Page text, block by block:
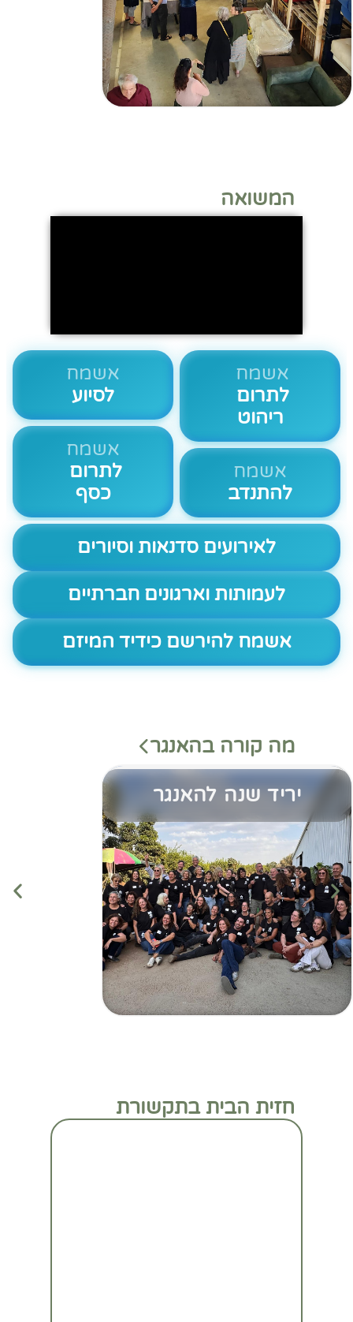
המשואה
אשמח
לתרום
ריהוט
אשמח
להתנדב
אשמח
לסיוע
אשמח
לתרום
כסף
לאירועים סדנאות וסיורים
לעמותות וארגונים חברתיים
אשמח להירשם כידיד המיזם
מה קורה בהאנגר
יריד שנה להאנגר
חזית הבית בתקשורת
מעבר לכתבה המלאה